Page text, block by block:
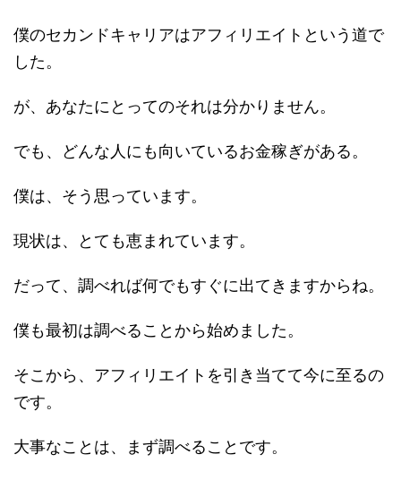
僕のセカンドキャリアはアフィリエイトという道で
した。
が、あなたにとってのそれは分かりません。
でも、どんな人にも向いているお金稼ぎがある。
僕は、そう思っています。
現状は、とても恵まれています。
だって、調べれば何でもすぐに出てきますからね。
僕も最初は調べることから始めました。
そこから、アフィリエイトを引き当てて今に至るの
です。
大事なことは、まず調べることです。